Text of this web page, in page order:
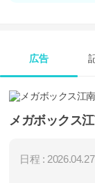
広告
メガボックス
日程 :